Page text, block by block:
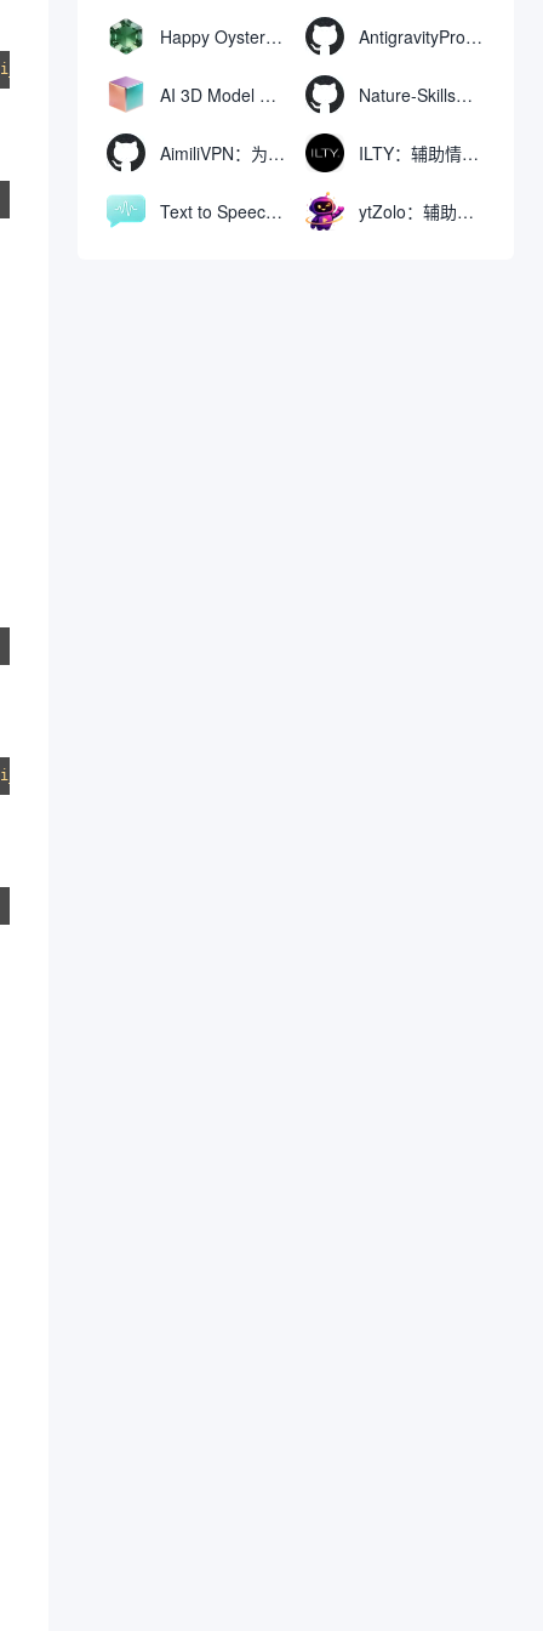
Happy Oyster AI：生成可交互式3D虚拟世界与视频的大模型 AntigravityProxyLauncher：免TUN全局代理使用Antigravity IDE
AI 3D Model Generator：通过文本和图像快速生成3D模型的在线工具 Nature-Skills：辅助撰写学术论文和绘制科研图表的智能体插件
AimiliVPN：为Linux提供纯净出站家庭IP的VPN代理网关 ILTY：辅助情绪疏导与提供行动建议的AI陪伴工具
Text to Speech AI：支持多说话人与情感控制的文字转语音工具 ytZolo：辅助创建和优化YouTube视频内容的生成工具